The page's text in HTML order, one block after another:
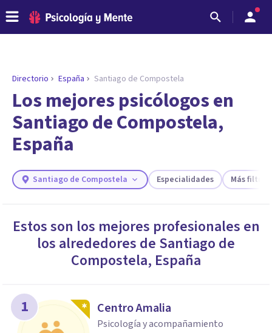
ENCONTRAR MI TERAPEUTA
¿Necesitas ayuda para encontrar el
psicólogo adecuado?
Responde a unas breves preguntas y te ofreceremos
los profesionales que más se ajustan a tus
necesidades.
Responder cuestionario
Directorio España Santiago de Compostela
Los mejores psicólogos en
Santiago de Compostela,
España
Santiago de Compostela Especialidades Más filtros
Estos son los mejores profesionales en
los alrededores de Santiago de
Compostela, España
1 Centro Amalia
Psicología y acompañamiento